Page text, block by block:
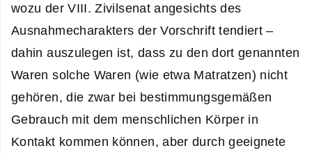
wozu der VIII. Zivilsenat angesichts des
Ausnahmecharakters der Vorschrift tendiert –
dahin auszulegen ist, dass zu den dort genannten
Waren solche Waren (wie etwa Matratzen) nicht
gehören, die zwar bei bestimmungsgemäßen
Gebrauch mit dem menschlichen Körper in
Kontakt kommen können, aber durch geeignete